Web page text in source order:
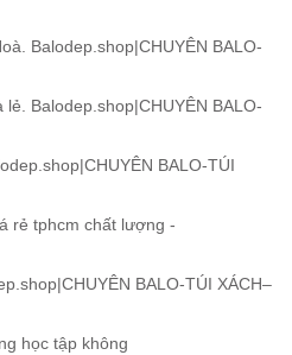
Balodep.shop|CHUYÊN BALO-
Balodep.shop|CHUYÊN BALO-
BALO-TÚI
rẻ tphcm chất lượng -
BALO-TÚI XÁCH–
học tập không